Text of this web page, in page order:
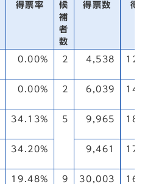
得票率
候
補
者
数
得票数 得
0.00% 2 4,538
0.00% 2 6,039
34.13% 5 9,965
34.20% 9,461
19.48% 9 30,003